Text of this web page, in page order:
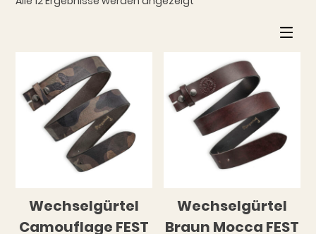
Wechselgürtel
Camouflage FEST
Wechselgürtel
Braun Mocca FEST